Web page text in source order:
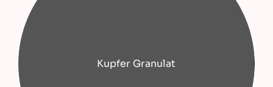
Kupfer Granulat